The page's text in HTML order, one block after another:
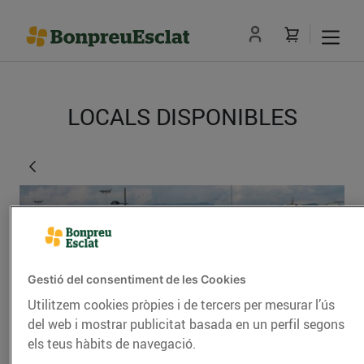
LOCALS DISPONIBLES
Malla
Gestió del consentiment de les Cookies
Utilitzem cookies pròpies i de tercers per mesurar l’ús
del web i mostrar publicitat basada en un perfil segons
els teus hàbits de navegació.